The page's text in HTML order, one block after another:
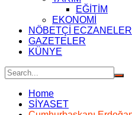
EĞİTİM
EKONOMİ
NÖBETÇİ ECZANELER
GAZETELER
KÜNYE
Home
SİYASET